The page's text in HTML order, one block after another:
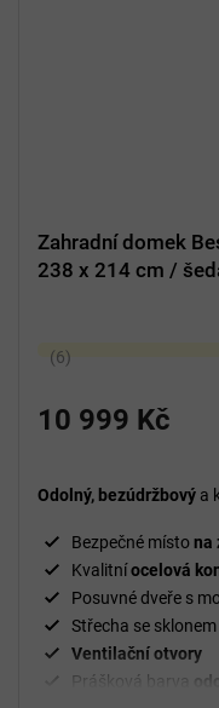
Zahradní domek
238 x 214 cm /
Průměrné
produktu
z
hvězdiček.
10 999 Kč
Odolný, bezúdržbový a
Bezpečné místona
Kvalitníocelová
Posuvné dveře s
Střecha se sklonem
Ventilačníotvory
Prášková barva